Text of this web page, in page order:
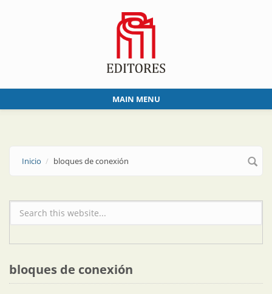
MAIN MENU
Inicio bloques de conexión
Formulario de búsqueda
bloques de conexión